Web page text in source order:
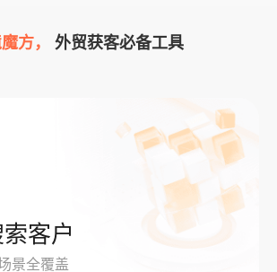
方， 外贸获客必备工具
客户
景全覆盖